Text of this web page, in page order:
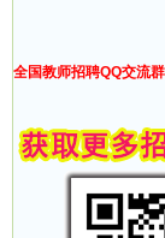
全国教师招聘QQ交流